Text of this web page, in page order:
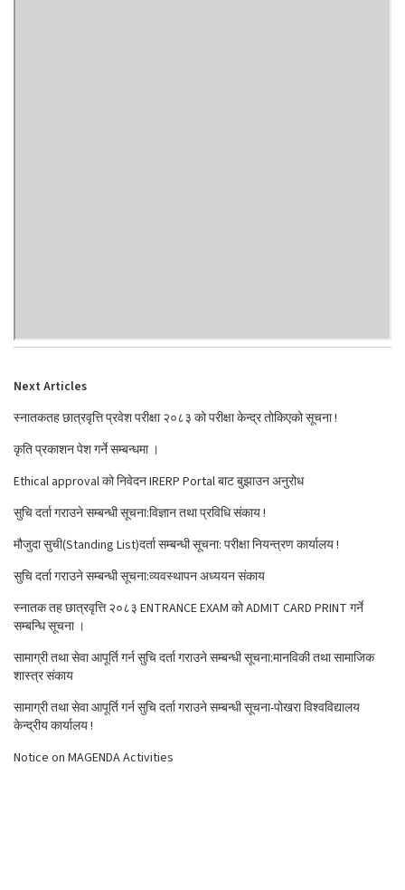
Next Articles
स्नातकतह छात्रवृत्ति प्रवेश परीक्षा २०८३ को परीक्षा केन्द्र तोकिएको सूचना !
कृति प्रकाशन पेश गर्ने सम्बन्धमा ।
Ethical approval को निवेदन IRERP Portal बाट बुझाउन अनुरोध
सुचि दर्ता गराउने सम्बन्धी सूचना:विज्ञान तथा प्रविधि संकाय !
मौजुदा सुची(Standing List)दर्ता सम्बन्धी सूचना: परीक्षा नियन्त्रण कार्यालय !
सुचि दर्ता गराउने सम्बन्धी सूचना:व्यवस्थापन अध्ययन संकाय
स्नातक तह छात्रवृत्ति २०८३ ENTRANCE EXAM को ADMIT CARD PRINT गर्ने
सम्बन्धि सूचना ।
सामाग्री तथा सेवा आपूर्ति गर्न सुचि दर्ता गराउने सम्बन्धी सूचना:मानविकी तथा सामाजिक
शास्त्र संकाय
सामाग्री तथा सेवा आपूर्ति गर्न सुचि दर्ता गराउने सम्बन्धी सूचना-पोखरा विश्वविद्यालय
केन्द्रीय कार्यालय !
Notice on MAGENDA Activities